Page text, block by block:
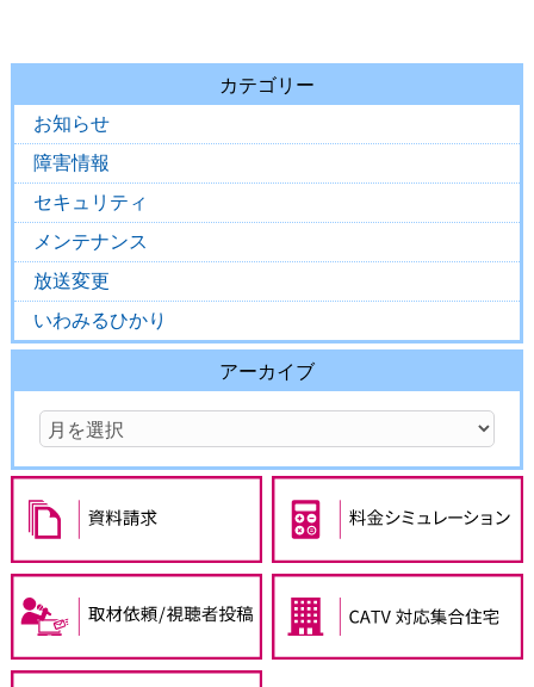
カテゴリー
お知らせ
障害情報
セキュリティ
メンテナンス
放送変更
いわみるひかり
アーカイブ